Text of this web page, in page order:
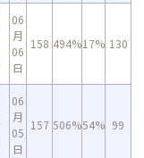
06
月
06
日
158 494%17% 130
06
月
05
日
157 506%54% 99